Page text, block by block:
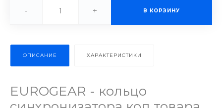
- + В КОРЗИНУ
ОПИСАНИЕ ХАРАКТЕРИСТИКИ
EUROGEAR - кольцо